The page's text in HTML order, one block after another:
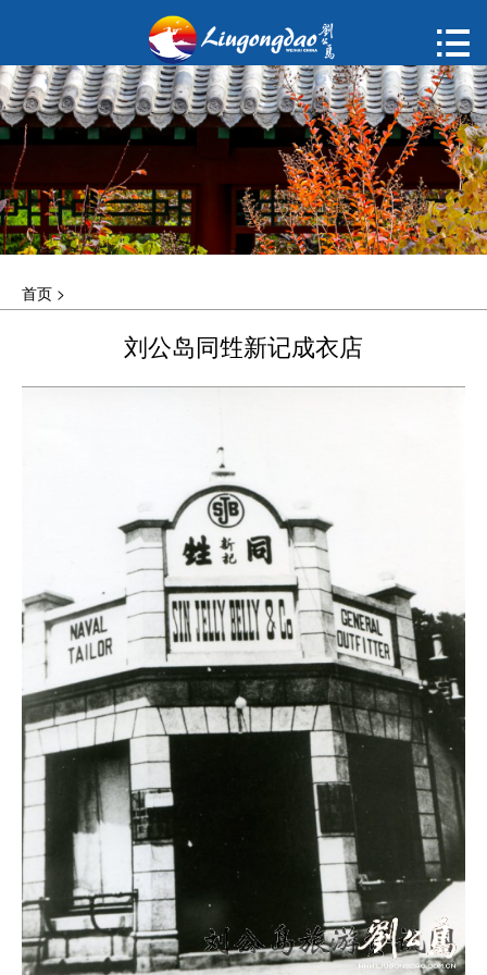
购票
概况
动态
指南
建议

首页 >
刘公岛同甡新记成衣店